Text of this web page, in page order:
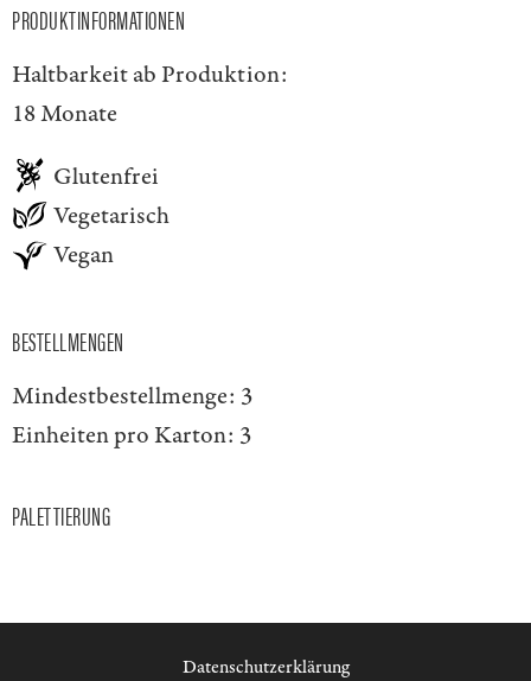
PRODUKTINFORMATIONEN
Haltbarkeit ab Produktion:
18 Monate
Glutenfrei
Vegetarisch
Vegan
BESTELLMENGEN
Mindestbestellmenge: 3
Einheiten pro Karton: 3
PALETTIERUNG
Datenschutzerklärung